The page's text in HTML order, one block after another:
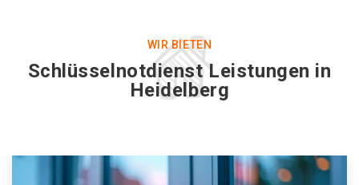
WIR BIETEN
Schlüsselnotdienst Leistungen in
Heidelberg